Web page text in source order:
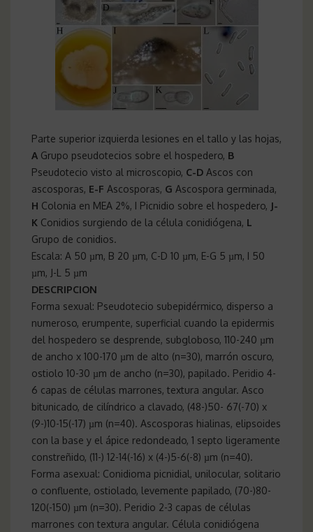
Parte superior izquierda lesiones en el tallo y las hojas,
A Grupo pseudotecios sobre el hospedero, B
Pseudotecio visto al microscopio, C-D Ascos con
ascosporas, E-F Ascosporas, G Ascospora germinada,
H Colonia en MEA 2%, I Picnidio sobre el hospedero, J-
K Conidios surgiendo de la célula conidiógena, L
Grupo de conidios.
Escala: A 50 µm, B 20 µm, C-D 10 µm, E-G 5 µm, I 50
µm, J-L 5 µm
DESCRIPCION
Forma sexual: Pseudotecio subepidérmico, disperso a
numeroso, erumpente, superficial cuando la epidermis
del hospedero se desprende, subgloboso, 110-240 µm
de ancho x 100-170 µm de alto (n=30), marrón oscuro,
ostiolo 10-30 µm de ancho (n=30), papilado. Peridio 4-
6 capas de células marrones, textura angular. Asco
bitunicado, de cilíndrico a clavado, (48-)50- 67(-70) x
(9-)10-15(-17) µm (n=40). Ascosporas hialinas, elipsoides
con la base y el ápice redondeado, 1 septo ligeramente
constreñido, (11-) 12-14(-16) x (4-)5-6(-8) µm (n=40).
Forma asexual: Conidioma picnidial, unilocular, solitario
o confluente, ostiolado, levemente papilado, (70-)80-
120(-150) µm (n=30). Peridio 2-3 capas de células
marrones con textura angular. Célula conidiógena